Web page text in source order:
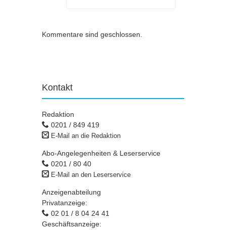
Kommentare sind geschlossen.
Kontakt
Redaktion
0201 / 849 419
E-Mail an die Redaktion
Abo-Angelegenheiten & Leserservice
0201 / 80 40
E-Mail an den Leserservice
Anzeigenabteilung
Privatanzeige:
02 01 / 8 04 24 41
Geschäftsanzeige: